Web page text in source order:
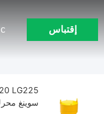
إقتباس
سوينغ